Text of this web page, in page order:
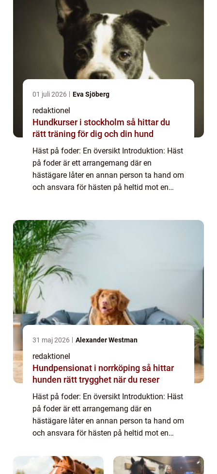
01 juli 2026 Eva Sjöberg
redaktionel
Hundkurser i stockholm så hittar du
rätt träning för dig och din hund
Häst på foder: En översikt Introduktion: Häst
på foder är ett arrangemang där en
hästägare låter en annan person ta hand om
och ansvara för hästen på heltid mot en
31 maj 2026 Alexander Westman
redaktionel
Hundpensionat i norrköping så hittar
hunden rätt trygghet när du reser
Häst på foder: En översikt Introduktion: Häst
på foder är ett arrangemang där en
hästägare låter en annan person ta hand om
och ansvara för hästen på heltid mot en
häst på foder-arrangemang, och i den h...